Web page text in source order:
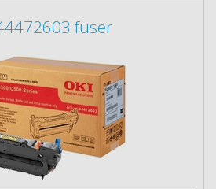
fuser